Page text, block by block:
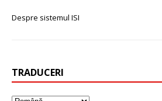
Despre sistemul ISI
TRADUCERI